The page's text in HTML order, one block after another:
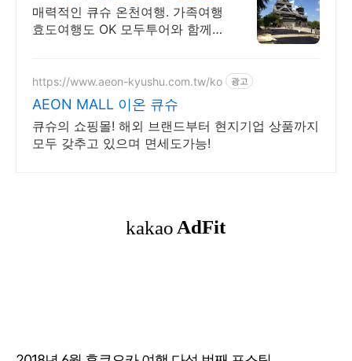
천하면 큐슈가 제격이죠
매력적인 큐슈 온천여행. 가족여행
효도여행도 OK 모두투어와 함께
슈로 떠나요
https://www.aeon-kyushu.com.tw/ko 광고
AEON MALL 이온 큐슈
큐슈의 쇼핑몰! 해외 브랜드부터 현지기업 상품까지
모두 갖추고 있으며 면세도가능!